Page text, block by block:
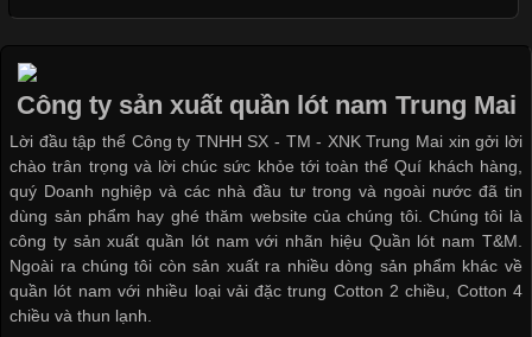
Các Form Áo Thun Phổ Biến Hiện Nay Và Xu Hướng Trong
Ngành May Mặc Áo thun là một trong những trang phục quen
thuộc và được sử dụng phổ biến nhất hiện nay. Không chỉ đa
dạng về màu sắc hay chất liệu, áo thun còn có nhiều form dáng
khác nhau để phù hợp với từng phong cách thời trang và nhu
cầu
Khám Phá Áo Phông Trang Phục Phổ Biến Nhất Hiện Nay
Công ty sản xuất quần lót nam Trung Mai
Lời đầu tập thể Công ty TNHH SX - TM - XNK Trung Mai xin gởi lời
chào trân trọng và lời chúc sức khỏe tới toàn thể Quí khách hàng,
quý Doanh nghiệp và các nhà đầu tư trong và ngoài nước đã tin
dùng sản phẩm hay ghé thăm website của chúng tôi. Chúng tôi là
công ty sản xuất quần lót nam với nhãn hiệu Quần lót nam T&M.
Ngoài ra chúng tôi còn sản xuất ra nhiều dòng sản phẩm khác về
quần lót nam với nhiều loại vải đặc trung Cotton 2 chiều, Cotton 4
chiều và thun lạnh.